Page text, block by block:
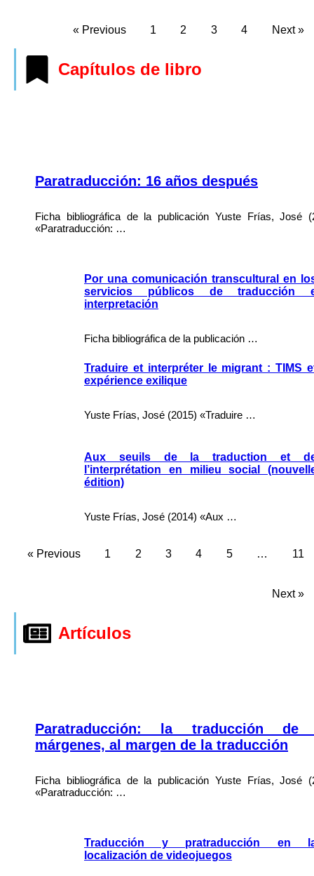
« Previous 1 2 3 4 Next »
Capítulos de libro
Paratraducción: 16 años después
Ficha bibliográfica de la publicación Yuste Frías, José
«Paratraducción: …
Por una comunicación transcultural en
servicios públicos de traducción
interpretación
Ficha bibliográfica de la publicación …
Traduire et interpréter le migrant : TIMS
expérience exilique
Yuste Frías, José (2015) «Traduire …
Aux seuils de la traduction et
l’interprétation en milieu social
édition)
Yuste Frías, José (2014) «Aux …
« Previous 1 2 3 4 5 … 11
Next »
Artículos
Paratraducción: la traducción de
márgenes, al margen de la traducción
Ficha bibliográfica de la publicación Yuste Frías, José
«Paratraducción: …
Traducción y pratraducción en
localización de videojuegos